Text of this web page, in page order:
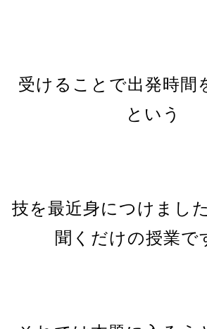
受けることで出発時間
という
技を最近身につけまし
聞くだけの授業で